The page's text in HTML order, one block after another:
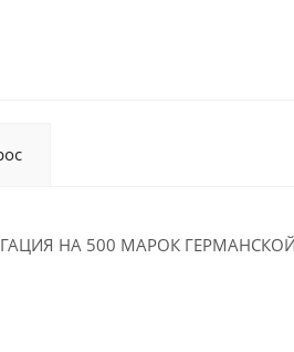
НА 500 МАРОК